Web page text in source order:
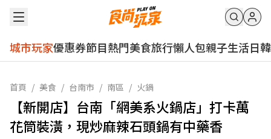
城市玩家優惠券節目熱門美食旅行懶人包親子生活日韓
首頁 / 美食 / 台南市 / 南區 / 火鍋
【新開店】台南「網美系火鍋店」打卡萬
花筒裝潢，現炒麻辣石頭鍋有中藥香